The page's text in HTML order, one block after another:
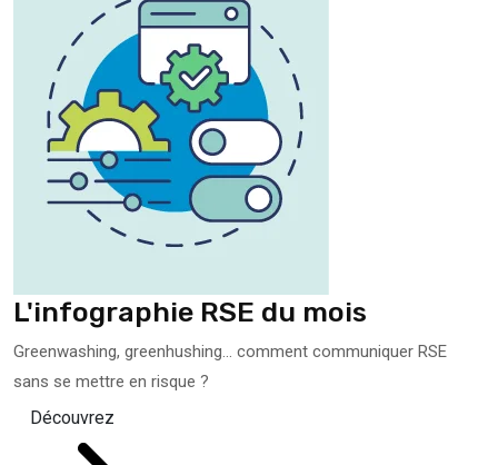
L'infographie RSE du mois
Greenwashing, greenhushing… comment communiquer RSE
sans se mettre en risque ?
Découvrez